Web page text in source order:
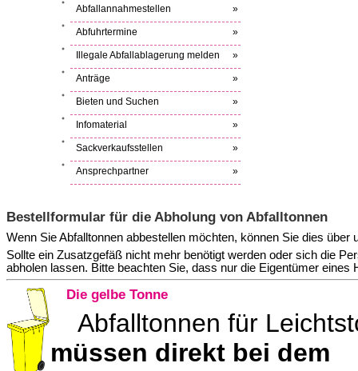
Abfallannahmestellen
»
Abfuhrtermine »
Illegale Abfallablagerung melden »
Anträge »
Bieten und Suchen »
Infomaterial »
Sackverkaufsstellen »
Ansprechpartner »
Bestellformular für die Abholung von Abfalltonnen
Wenn Sie Abfalltonnen abbestellen möchten, können Sie dies
Sollte ein Zusatzgefäß nicht mehr benötigt werden oder sich die
abholen lassen. Bitte beachten Sie, dass nur die Eigentümer eines
Die gelbe Tonne
Abfalltonnen für
müssen direkt bei dem